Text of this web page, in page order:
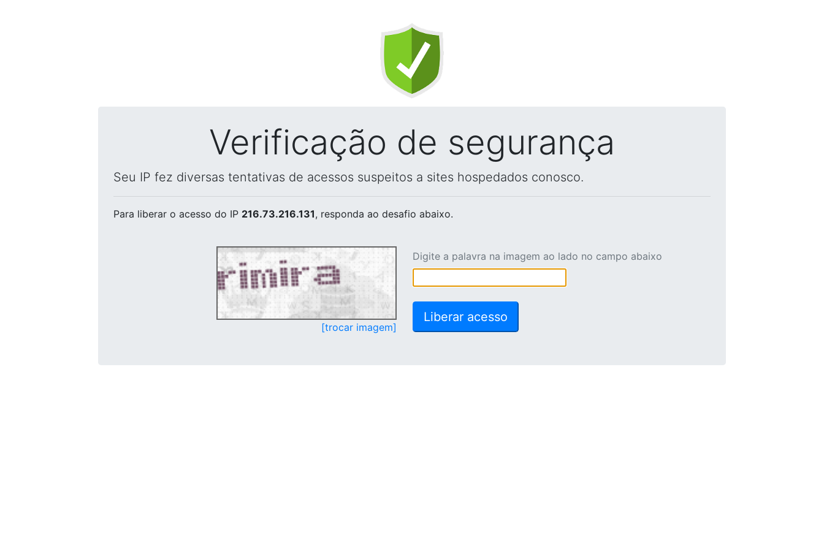
Verificação de segurança
Seu IP fez diversas tentativas de acessos suspeitos a sites hospedados conosco.
Para liberar o acesso do IP 216.73.216.131, responda ao desafio abaixo.
[trocar imagem]
Digite a palavra na imagem ao lado no campo abaixo